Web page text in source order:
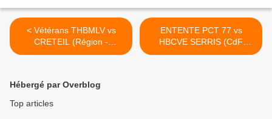
< Vétérans THBMLV vs
CRETEIL (Région -
06.02.2015)
ENTENTE PCT 77 vs
HBCVE SERRIS (CdF
-18M) 07.02.2015 >
Hébergé par Overblog
Top articles